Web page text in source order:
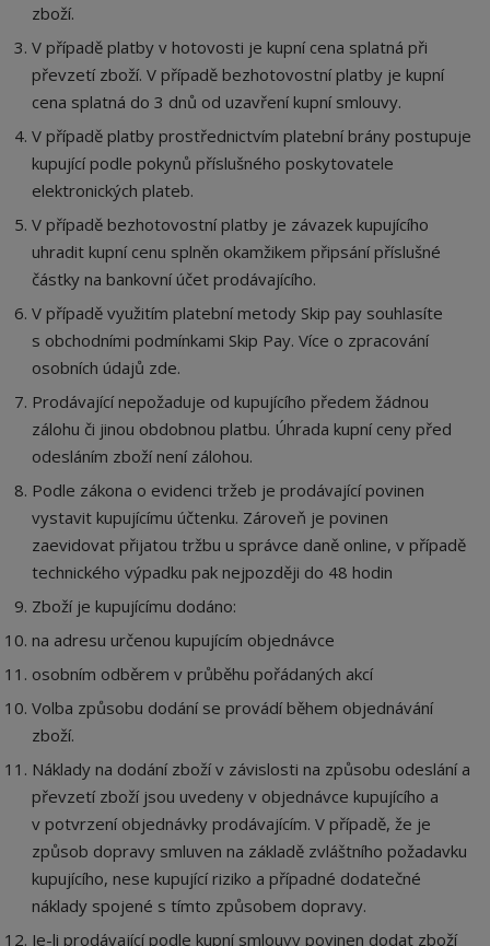
zboží.
V případě platby v hotovosti je kupní cena splatná při
převzetí zboží. V případě bezhotovostní platby je kupní
cena splatná do 3 dnů od uzavření kupní smlouvy.
V případě platby prostřednictvím platební brány postupuje
kupující podle pokynů příslušného poskytovatele
elektronických plateb.
V případě bezhotovostní platby je závazek kupujícího
uhradit kupní cenu splněn okamžikem připsání příslušné
částky na bankovní účet prodávajícího.
V případě využitím platební metody Skip pay souhlasíte
s obchodními podmínkami Skip Pay. Více o zpracování
osobních údajů zde.
Prodávající nepožaduje od kupujícího předem žádnou
zálohu či jinou obdobnou platbu. Úhrada kupní ceny před
odesláním zboží není zálohou.
Podle zákona o evidenci tržeb je prodávající povinen
vystavit kupujícímu účtenku. Zároveň je povinen
zaevidovat přijatou tržbu u správce daně online, v případě
technického výpadku pak nejpozději do 48 hodin
Zboží je kupujícímu dodáno:
na adresu určenou kupujícím objednávce
osobním odběrem v průběhu pořádaných akcí
Volba způsobu dodání se provádí během objednávání
zboží.
Náklady na dodání zboží v závislosti na způsobu odeslání a
převzetí zboží jsou uvedeny v objednávce kupujícího a
v potvrzení objednávky prodávajícím. V případě, že je
způsob dopravy smluven na základě zvláštního požadavku
kupujícího, nese kupující riziko a případné dodatečné
náklady spojené s tímto způsobem dopravy.
Je-li prodávající podle kupní smlouvy povinen dodat zboží